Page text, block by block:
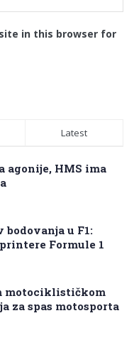
in this browser for
Latest
agonije, HMS ima
bodovanja u F1:
Formule 1
motociklističkom
za spas motosporta